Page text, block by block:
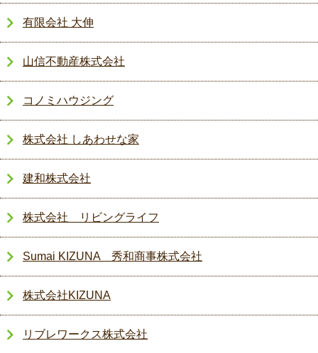
有限会社 大伸
山信不動産株式会社
コノミハウジング
株式会社 しあわせな家
建和株式会社
株式会社 リビングライフ
Sumai KIZUNA 秀和商事株式会社
株式会社KIZUNA
リブレワークス株式会社